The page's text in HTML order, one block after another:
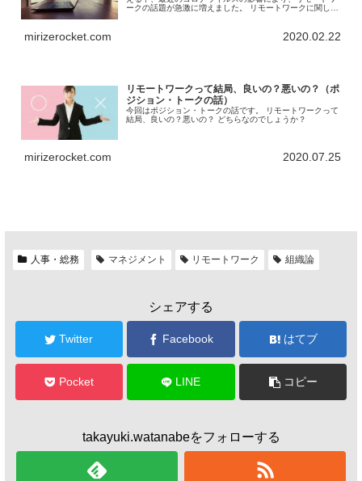
ークの話題が急激に増えました。 リモートワークに関して
mirizerocket.com 2020.02.22
リモートワークって結局、良いの？悪いの？（ポ
ジション・トークの話）
今回はポジション・トークの話です。 リモートワークって
結局、良いの？悪いの？ どちらなのでしょうか？
mirizerocket.com 2020.07.25
人事・総務 マネジメント リモートワーク 組織論
シェアする
Twitter Facebook はてブ
Pocket LINE コピー
takayuki.watanabeをフォローする